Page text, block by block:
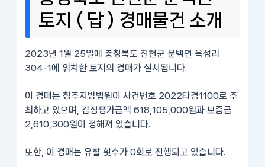
토지 ( 답 ) 경매물건 소개
2023년 1월 25일에 충청북도 진천군 문백면 옥성리
304-1에 위치한 토지의 경매가 실시됩니다.
이 경매는 청주지방법원이 사건번호 2022타경1100로 주
최하고 있으며, 감정평가금액 618,105,000원과 보증금
2,610,300원이 정해져 있습니다.
또한, 이 경매는 유찰 횟수가 0회로 진행되고 있습니다.